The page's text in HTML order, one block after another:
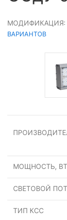
МОДИФИКАЦИЯ:
ВАРИАНТОВ
МОЩНОСТЬ, ВТ
СВЕТОВОЙ
ТИП КСС